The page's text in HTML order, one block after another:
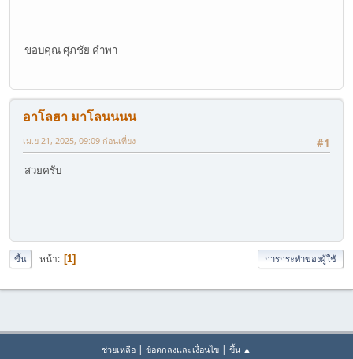
ขอบคุณ ศุภชัย คำพา
อาโลฮา มาโลนนนน
#1
เม.ย 21, 2025, 09:09 ก่อนเที่ยง
สวยครับ
ขึ้น หน้า 1 การกระทำของผู้ใช้
ช่วยเหลือ ข้อตกลงและเงื่อนไข ขึ้น ▲